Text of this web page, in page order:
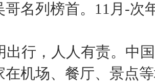
哥名列榜首。11月-次
出行，人人有责。中
在机场、餐厅、景点